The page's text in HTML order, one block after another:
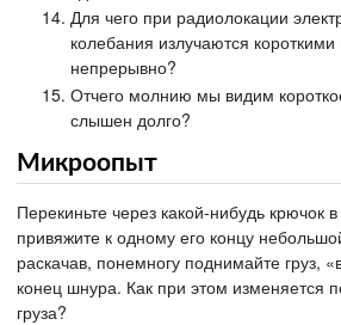
Для чего при радиолокации
колебания излучаются
непрерывно?
Отчего молнию мы видим
слышен долго?
Микроопыт
Перекиньте через какой-нибудь крючок
привяжите к одному его концу
раскачав, понемногу поднимайте груз,
конец шнура. Как при этом изменяется
груза?